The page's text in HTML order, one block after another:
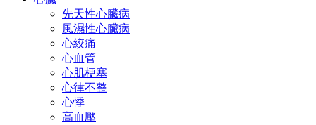
先天性心臟病
風濕性心臟病
心絞痛
心血管
心肌梗塞
心律不整
心悸
高血壓